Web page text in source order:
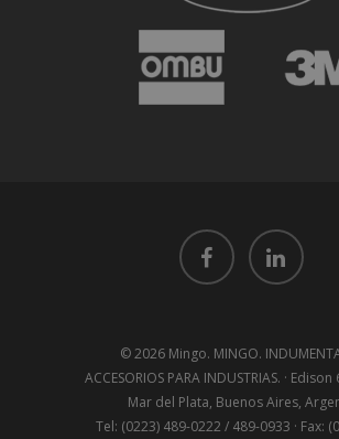
© 2026 Mingo. MINGO.
ACCESORIOS PARA INDUSTRIAS. ·
Mar del Plata, Buenos Aires,
Tel: (0223) 489-0222 / 489-0933 · Fax: